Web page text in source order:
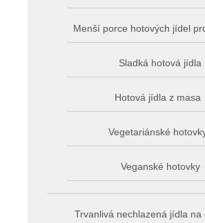
Menší porce hotových jídel
Sladká hotová jídla
Hotová jídla z masa
Vegetariánské
Veganské hotovky
Trvanlivá nechlazená jídla na